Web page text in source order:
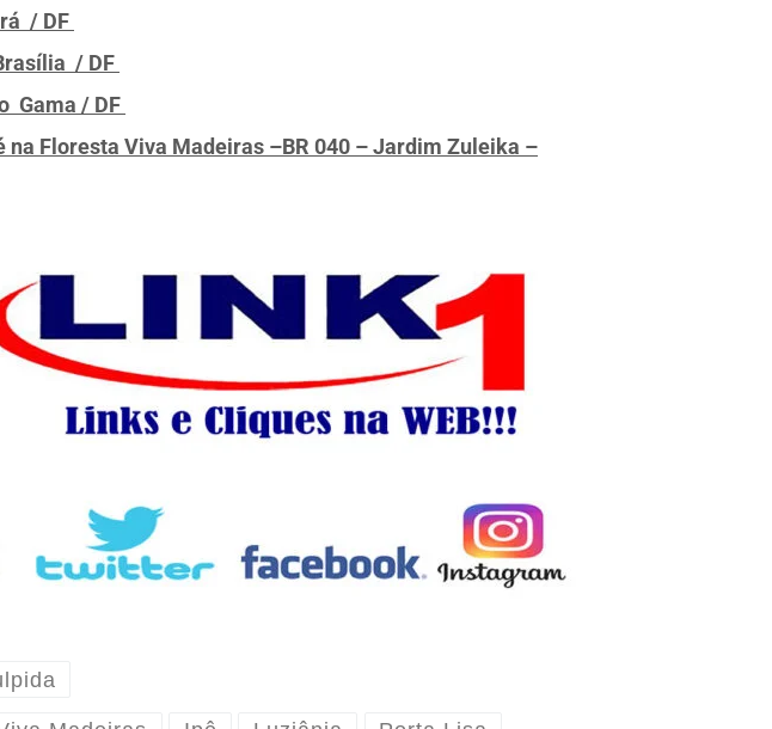
/ DF
/ DF
Gama / DF
Floresta Viva Madeiras –BR 040 – Jardim Zuleika –